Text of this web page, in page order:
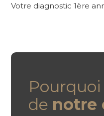
Votre diagnostic 1ère
Pourquoi
de notre